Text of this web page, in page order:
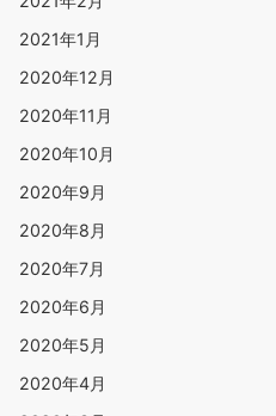
2021年1月
2020年12月
2020年11月
2020年10月
2020年9月
2020年8月
2020年7月
2020年6月
2020年5月
2020年4月